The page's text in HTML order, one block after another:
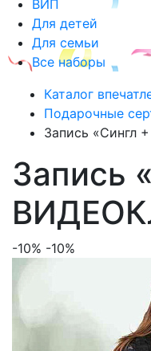
ВИП
Для детей
Для семьи
Все наборы
Каталог
Подарочные
Запись «Сингл
Запись
-10% -10%